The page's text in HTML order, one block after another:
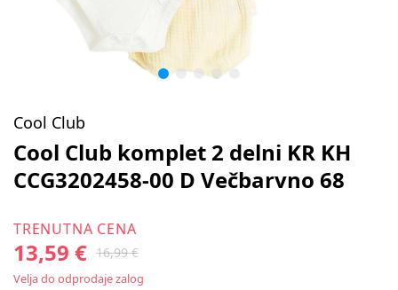
Cool Club
Cool Club komplet 2 delni KR KH
CCG3202458-00 D Večbarvno 68
TRENUTNA CENA
13,59 € 16,99 €
Velja do odprodaje zalog